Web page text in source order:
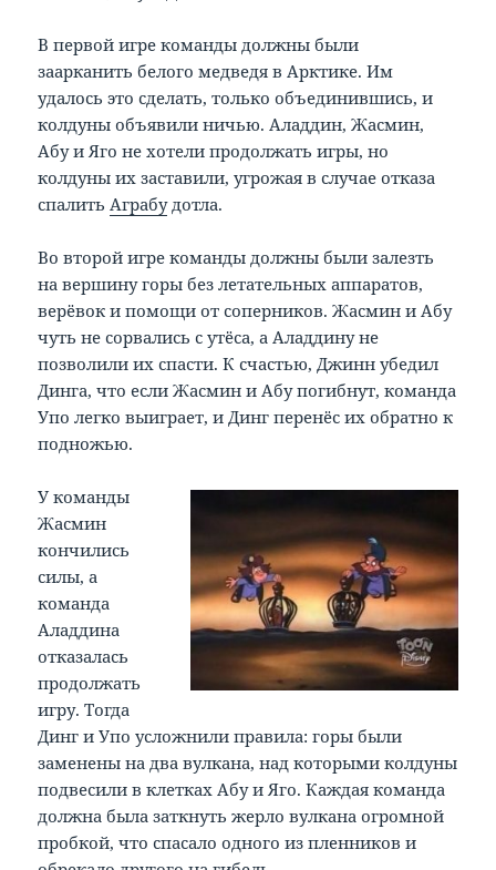
В первой игре команды должны были
заарканить белого медведя в Арктике. Им
удалось это сделать, только объединившись, и
колдуны объявили ничью. Аладдин, Жасмин,
Абу и Яго не хотели продолжать игры, но
колдуны их заставили, угрожая в случае отказа
спалить Аграбудотла.
Во второй игре команды должны были залезть
на вершину горы без летательных аппаратов,
верёвок и помощи от соперников. Жасмин и Абу
чуть не сорвались с утёса, а Аладдину не
позволили их спасти. К счастью, Джинн убедил
Динга, что если Жасмин и Абу погибнут, команда
Упо легко выиграет, и Динг перенёс их обратно к
подножью.
У команды
Жасмин
кончились
силы, а
команда
Аладдина
отказалась
продолжать
игру. Тогда
Динг и Упо усложнили правила: горы были
заменены на два вулкана, над которыми колдуны
подвесили в клетках Абу и Яго. Каждая команда
должна была заткнуть жерло вулкана огромной
пробкой, что спасало одного из пленников и